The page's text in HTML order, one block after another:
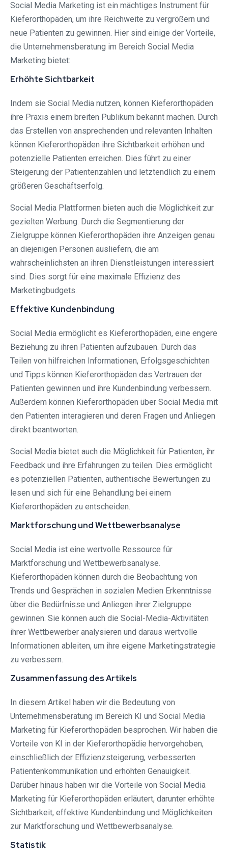
Social Media Marketing ist ein mächtiges Instrument für
Kieferorthopäden, um ihre Reichweite zu vergrößern und
neue Patienten zu gewinnen. Hier sind einige der Vorteile,
die Unternehmensberatung im Bereich Social Media
Marketing bietet:
Erhöhte Sichtbarkeit
Indem sie Social Media nutzen, können Kieferorthopäden
ihre Praxis einem breiten Publikum bekannt machen. Durch
das Erstellen von ansprechenden und relevanten Inhalten
können Kieferorthopäden ihre Sichtbarkeit erhöhen und
potenzielle Patienten erreichen. Dies führt zu einer
Steigerung der Patientenzahlen und letztendlich zu einem
größeren Geschäftserfolg.
Social Media Plattformen bieten auch die Möglichkeit zur
gezielten Werbung. Durch die Segmentierung der
Zielgruppe können Kieferorthopäden ihre Anzeigen genau
an diejenigen Personen ausliefern, die am
wahrscheinlichsten an ihren Dienstleistungen interessiert
sind. Dies sorgt für eine maximale Effizienz des
Marketingbudgets.
Effektive Kundenbindung
Social Media ermöglicht es Kieferorthopäden, eine engere
Beziehung zu ihren Patienten aufzubauen. Durch das
Teilen von hilfreichen Informationen, Erfolgsgeschichten
und Tipps können Kieferorthopäden das Vertrauen der
Patienten gewinnen und ihre Kundenbindung verbessern.
Außerdem können Kieferorthopäden über Social Media mit
den Patienten interagieren und deren Fragen und Anliegen
direkt beantworten.
Social Media bietet auch die Möglichkeit für Patienten, ihr
Feedback und ihre Erfahrungen zu teilen. Dies ermöglicht
es potenziellen Patienten, authentische Bewertungen zu
lesen und sich für eine Behandlung bei einem
Kieferorthopäden zu entscheiden.
Marktforschung und Wettbewerbsanalyse
Social Media ist eine wertvolle Ressource für
Marktforschung und Wettbewerbsanalyse.
Kieferorthopäden können durch die Beobachtung von
Trends und Gesprächen in sozialen Medien Erkenntnisse
über die Bedürfnisse und Anliegen ihrer Zielgruppe
gewinnen. Sie können auch die Social-Media-Aktivitäten
ihrer Wettbewerber analysieren und daraus wertvolle
Informationen ableiten, um ihre eigene Marketingstrategie
zu verbessern.
Zusammenfassung des Artikels
In diesem Artikel haben wir die Bedeutung von
Unternehmensberatung im Bereich KI und Social Media
Marketing für Kieferorthopäden besprochen. Wir haben die
Vorteile von KI in der Kieferorthopädie hervorgehoben,
einschließlich der Effizienzsteigerung, verbesserten
Patientenkommunikation und erhöhten Genauigkeit.
Darüber hinaus haben wir die Vorteile von Social Media
Marketing für Kieferorthopäden erläutert, darunter erhöhte
Sichtbarkeit, effektive Kundenbindung und Möglichkeiten
zur Marktforschung und Wettbewerbsanalyse.
Statistik